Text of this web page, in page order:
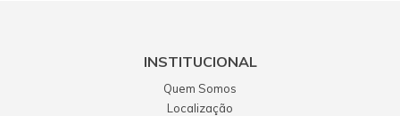
INSTITUCIONAL
Quem Somos
Localização